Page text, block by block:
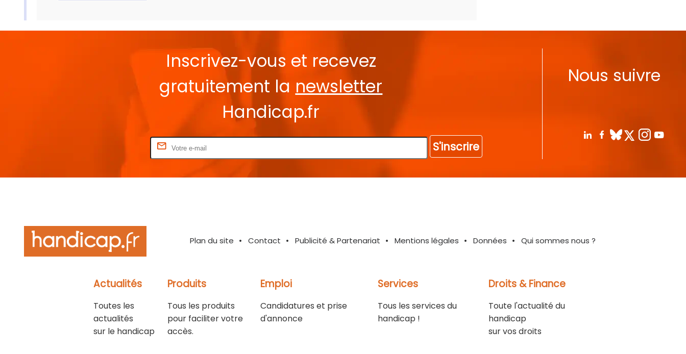
Inscrivez-vous et recevez
gratuitement la newsletter
Handicap.fr
S'inscrire
Nous suivre
Plan du site Contact Publicité & Partenariat Mentions légales Données Qui sommes nous ?
Actualités
Toutes les
actualités
sur le handicap
Produits
Tous les produits
pour faciliter votre
accès.
Emploi
Candidatures et prise
d'annonce
Services
Tous les services du
handicap !
Droits & Finance
Toute l'actualité du
handicap
sur vos droits